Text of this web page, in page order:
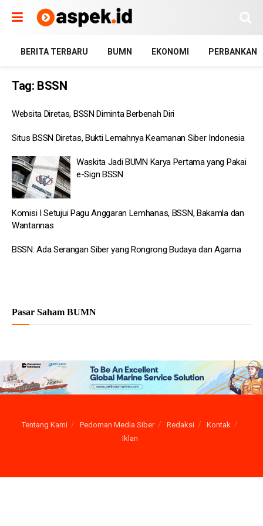
BERITA TERBARU BUMN EKONOMI PERBANKAN
Tag: BSSN
Websita Diretas, BSSN Diminta Berbenah Diri
Situs BSSN Diretas, Bukti Lemahnya Keamanan Siber Indonesia
Waskita Jadi BUMN Karya Pertama yang Pakai
e-Sign BSSN
Komisi I Setujui Pagu Anggaran Lemhanas, BSSN, Bakamla dan
Wantannas
BSSN: Ada Serangan Siber yang Rongrong Budaya dan Agama
Pasar Saham BUMN
Tentang Kami Pedoman Media Siber Redaksi
Kontak
Iklan